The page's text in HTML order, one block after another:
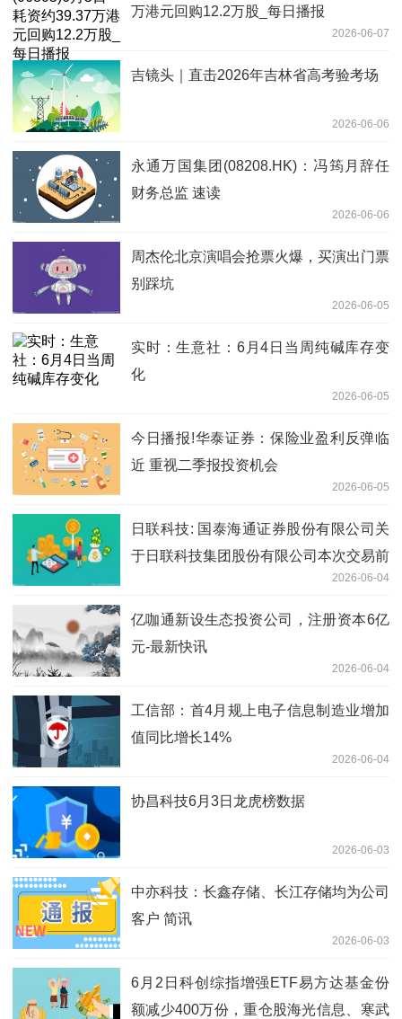
万港元回购12.2万股_每日播报
2026-06-07
吉镜头｜直击2026年吉林省高考验考场
2026-06-06
永通万国集团(08208.HK)：冯筠月辞任
财务总监 速读
2026-06-06
周杰伦北京演唱会抢票火爆，买演出门票
别踩坑
2026-06-05
实时：生意社：6月4日当周纯碱库存变
化
2026-06-05
今日播报!华泰证券：保险业盈利反弹临
近 重视二季报投资机会
2026-06-05
日联科技: 国泰海通证券股份有限公司关
于日联科技集团股份有限公司本次交易前
十二个月内购买、出售资产情况的核查意
见
2026-06-04
亿咖通新设生态投资公司，注册资本6亿
元-最新快讯
2026-06-04
工信部：首4月规上电子信息制造业增加
值同比增长14%
2026-06-04
协昌科技6月3日龙虎榜数据
2026-06-03
中亦科技：长鑫存储、长江存储均为公司
客户 简讯
2026-06-03
6月2日科创综指增强ETF易方达基金份
额减少400万份，重仓股海光信息、寒武